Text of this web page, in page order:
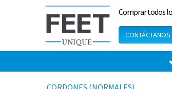
Comprar todos
CONTÁCTANOS
CORDONES (NORMALES)